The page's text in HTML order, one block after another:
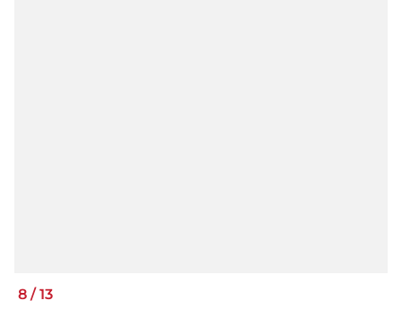
8 /13